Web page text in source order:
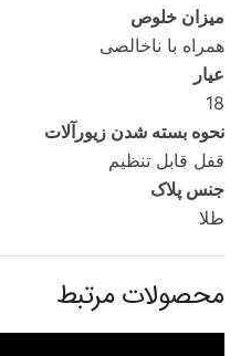
میزان خلوص
همراه با ناخالصی
عیار
18
نحوه بسته شدن زیورآلات
قفل قابل تنظیم
جنس پلاک
طلا
محصولات مرتبط